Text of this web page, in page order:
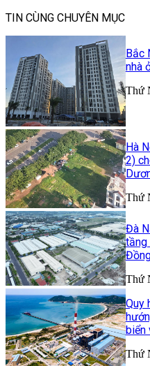
TIN CÙNG CHUYÊN MỤC
Bắc
nhà
Thứ
Hà
2)
Thứ
Đà
tầng
Thứ
Quy
biển
Thứ